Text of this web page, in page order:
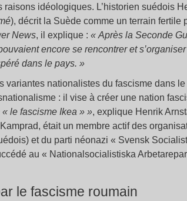
idéologiques. L’historien suédois
), décrit la Suède comme un terrain fertile
News, il explique : « Après la Seconde
encore se rencontrer et
dans le pays. »
variantes nationalistes du fascisme dans
: il vise à créer une nation
le fascisme Ikea » », explique Henrik
était un membre actif des
et du parti néonazi « Svensk
au « Nationalsocialistiska
le fascisme roumain